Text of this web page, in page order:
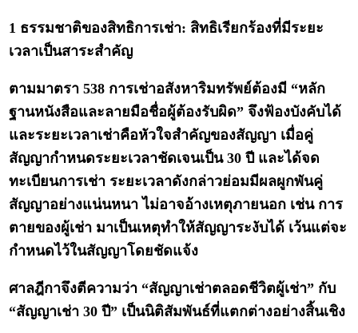
1 ธรรมชาติของสิทธิการเช่า: สิทธิเรียกร้องที่มีระยะ
เวลาเป็นสาระสำคัญ
ตามมาตรา 538 การเช่าอสังหาริมทรัพย์ต้องมี “หลัก
ฐานหนังสือและลายมือชื่อผู้ต้องรับผิด” จึงฟ้องบังคับได้
และระยะเวลาเช่าคือหัวใจสำคัญของสัญญา เมื่อคู่
สัญญากำหนดระยะเวลาชัดเจนเป็น 30 ปี และได้จด
ทะเบียนการเช่า ระยะเวลาดังกล่าวย่อมมีผลผูกพันคู่
สัญญาอย่างแน่นหนา ไม่อาจอ้างเหตุภายนอก เช่น การ
ตายของผู้เช่า มาเป็นเหตุทำให้สัญญาระงับได้ เว้นแต่จะ
กำหนดไว้ในสัญญาโดยชัดแจ้ง
ศาลฎีกาจึงตีความว่า “สัญญาเช่าตลอดชีวิตผู้เช่า” กับ
“สัญญาเช่า 30 ปี” เป็นนิติสัมพันธ์ที่แตกต่างอย่างสิ้นเชิง